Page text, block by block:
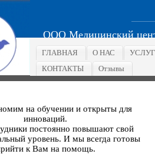
ООО Медицинский
ГЛАВНАЯ О НАС
КОНТАКТЫ
Отзывы
на обучении и открыты для
инноваций.
постоянно повышают свой
уровень. И мы всегда готовы
к Вам на помощь.